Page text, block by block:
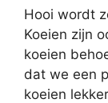
Hooi wordt
Koeien zijn
koeien
dat we een
koeien